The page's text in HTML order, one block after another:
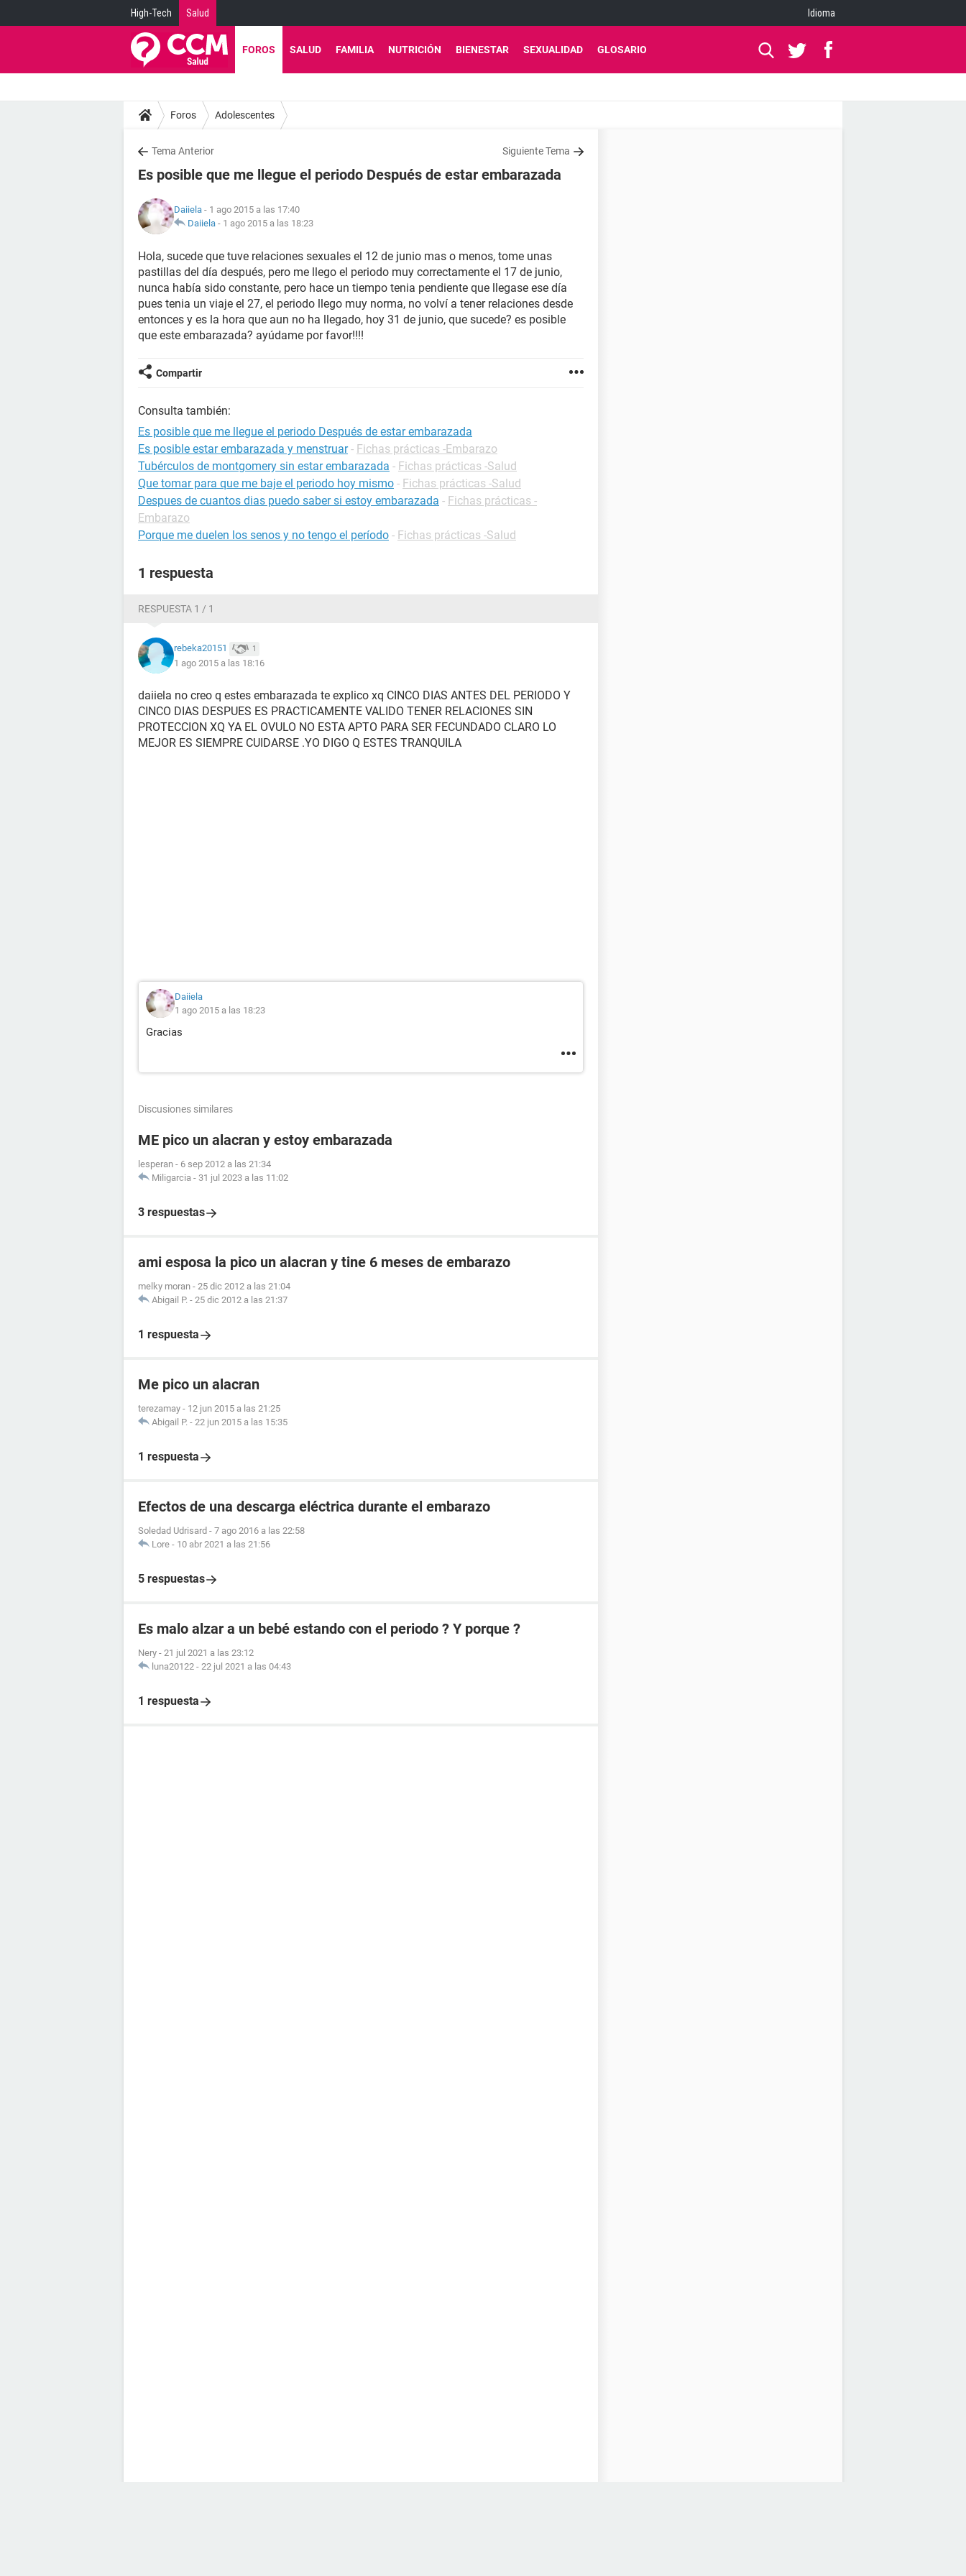
High-Tech Salud Idioma
FOROS SALUD FAMILIA NUTRICIÓN BIENESTAR SEXUALIDAD GLOSARIO
Foros Adolescentes
Tema Anterior Siguiente Tema
Es posible que me llegue el periodo Después de estar embarazada
Daiiela - 1 ago 2015 a las 17:40
Daiiela - 1 ago 2015 a las 18:23
Hola, sucede que tuve relaciones sexuales el 12 de junio mas o menos, tome unas
pastillas del día después, pero me llego el periodo muy correctamente el 17 de junio,
nunca había sido constante, pero hace un tiempo tenia pendiente que llegase ese día
pues tenia un viaje el 27, el periodo llego muy norma, no volví a tener relaciones desde
entonces y es la hora que aun no ha llegado, hoy 31 de junio, que sucede? es posible
que este embarazada? ayúdame por favor!!!!
Compartir
Consulta también:
Es posible que me llegue el periodo Después de estar embarazada
Es posible estar embarazada y menstruar - Fichas prácticas -Embarazo
Tubérculos de montgomery sin estar embarazada - Fichas prácticas -Salud
Que tomar para que me baje el periodo hoy mismo - Fichas prácticas -Salud
Despues de cuantos dias puedo saber si estoy embarazada - Fichas prácticas -
Embarazo
Porque me duelen los senos y no tengo el período - Fichas prácticas -Salud
1 respuesta
RESPUESTA 1 / 1
rebeka20151 1
1 ago 2015 a las 18:16
daiiela no creo q estes embarazada te explico xq CINCO DIAS ANTES DEL PERIODO Y
CINCO DIAS DESPUES ES PRACTICAMENTE VALIDO TENER RELACIONES SIN
PROTECCION XQ YA EL OVULO NO ESTA APTO PARA SER FECUNDADO CLARO LO
MEJOR ES SIEMPRE CUIDARSE .YO DIGO Q ESTES TRANQUILA
Daiiela
1 ago 2015 a las 18:23
Gracias
Discusiones similares
ME pico un alacran y estoy embarazada
lesperan - 6 sep 2012 a las 21:34
Miligarcia - 31 jul 2023 a las 11:02
3 respuestas
ami esposa la pico un alacran y tine 6 meses de embarazo
melky moran - 25 dic 2012 a las 21:04
Abigail P. - 25 dic 2012 a las 21:37
1 respuesta
Me pico un alacran
terezamay - 12 jun 2015 a las 21:25
Abigail P. - 22 jun 2015 a las 15:35
1 respuesta
Efectos de una descarga eléctrica durante el embarazo
Soledad Udrisard - 7 ago 2016 a las 22:58
Lore - 10 abr 2021 a las 21:56
5 respuestas
Es malo alzar a un bebé estando con el periodo ? Y porque ?
Nery - 21 jul 2021 a las 23:12
luna20122 - 22 jul 2021 a las 04:43
1 respuesta